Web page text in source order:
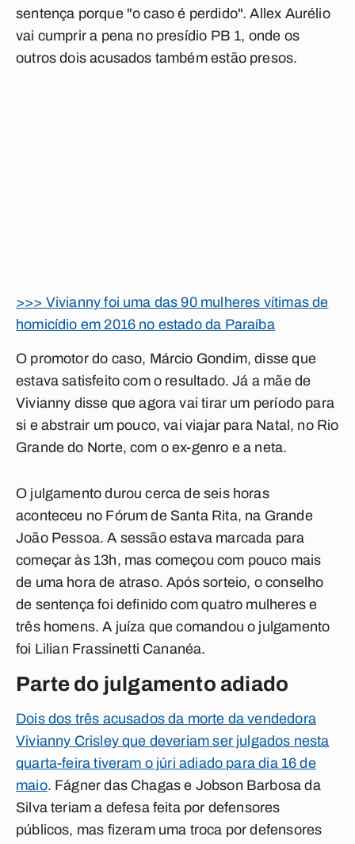
sentença porque "o caso é perdido". Allex Aurélio
vai cumprir a pena no presídio PB 1, onde os
outros dois acusados também estão presos.
>>> Vivianny foi uma das 90 mulheres vítimas de
homicídio em 2016 no estado da Paraíba
O promotor do caso, Márcio Gondim, disse que
estava satisfeito com o resultado. Já a mãe de
Vivianny disse que agora vai tirar um período para
si e abstrair um pouco, vai viajar para Natal, no Rio
Grande do Norte, com o ex-genro e a neta.
O julgamento durou cerca de seis horas
aconteceu no Fórum de Santa Rita, na Grande
João Pessoa. A sessão estava marcada para
começar às 13h, mas começou com pouco mais
de uma hora de atraso. Após sorteio, o conselho
de sentença foi definido com quatro mulheres e
três homens. A juíza que comandou o julgamento
foi Lilian Frassinetti Cananéa.
Parte do julgamento adiado
Dois dos três acusados da morte da vendedora
Vivianny Crisley que deveriam ser julgados nesta
quarta-feira tiveram o júri adiado para dia 16 de
maio. Fágner das Chagas e Jobson Barbosa da
Silva teriam a defesa feita por defensores
públicos, mas fizeram uma troca por defensores